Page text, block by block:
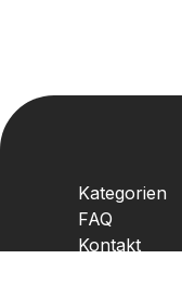
Kategorien
FAQ
Kontakt